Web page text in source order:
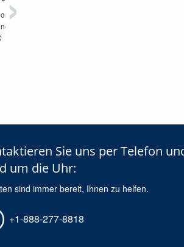
Sie uns per Telefon
um die Uhr:
sind immer bereit, Ihnen zu helfen.
+1-888-277-8818